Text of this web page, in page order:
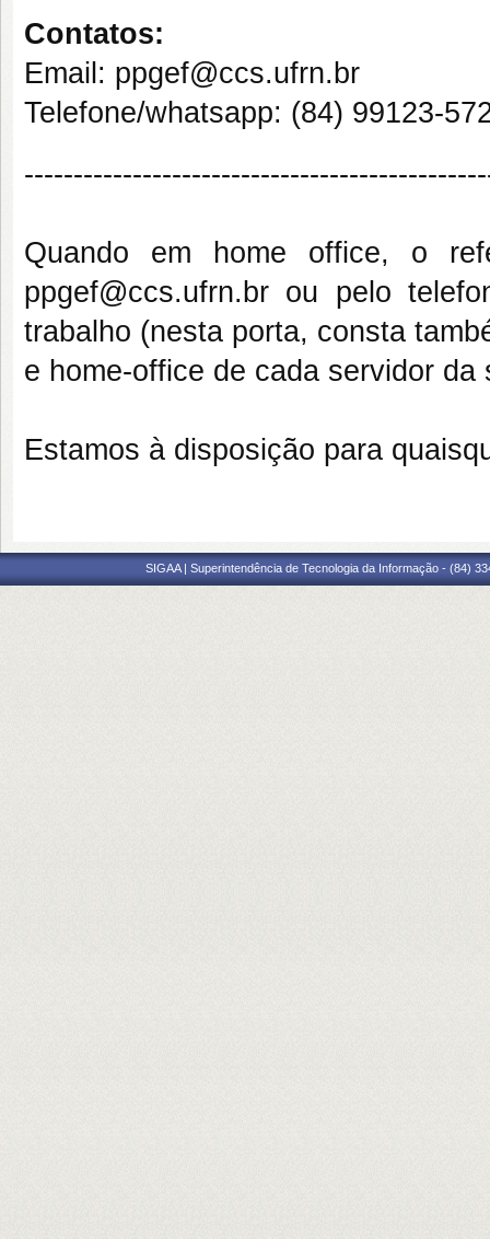
Contatos:
Email: ppgef@ccs.ufrn.br
Telefone/whatsapp: (84) 99123-
Quando em home office, o
ppgef@ccs.ufrn.br ou pelo
trabalho (nesta porta, consta
e home-office de cada servidor da
Estamos à disposição para
SIGAA | Superintendência de Tecnologia da Informação - (84)